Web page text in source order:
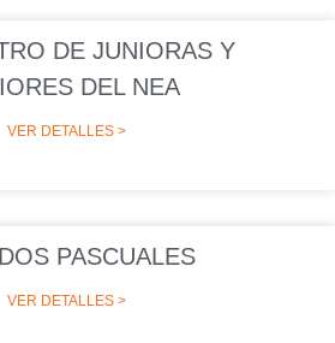
DE JUNIORAS Y
DEL NEA
VER DETALLES >
PASCUALES
VER DETALLES >